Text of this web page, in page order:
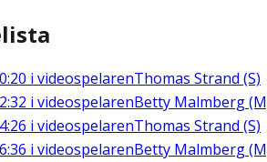
i videospelarenThomas Strand (S)
i videospelarenBetty Malmberg
i videospelarenThomas Strand (S)
i videospelarenBetty Malmberg